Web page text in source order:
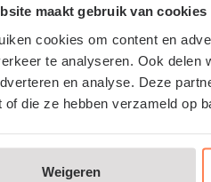
maakt gebruik van cookies
cookies om content en
te analyseren. Ook delen
en analyse. Deze
of die ze hebben verzameld op
Weigeren
Stamhoogte +